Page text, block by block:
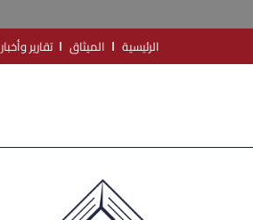
الرئيسية
الميثاق تقارير وأخبار